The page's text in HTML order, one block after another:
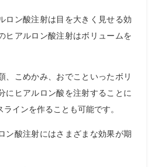
ロン酸注射は目を大きく見せる効
ヒアルロン酸注射はボリュームを
、こめかみ、おでこといったボリ
にヒアルロン酸を注射することに
インを作ることも可能です。
ン酸注射にはさまざまな効果が期